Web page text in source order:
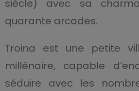
siècle) avec sa
quarante arcades.
Troina est une petite
millénaire, capable
séduire avec les